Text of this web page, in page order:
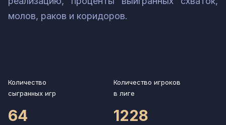
молов, раков и коридоров.
Количество
сыгранных игр
64
Количество игроков
в лиге
1228